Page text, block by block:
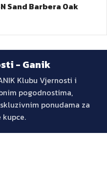
Sand Barbera Oak
- Ganik
Klubu Vjernosti i
pogodnostima,
ponudama za